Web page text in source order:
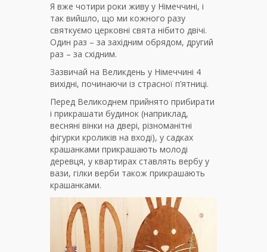
Я вже чотири роки живу у Німеччині, і
так вийшло, що ми кожного разу
святкуємо церковні свята нібито двічі.
Один раз – за західним обрядом, другий
раз – за східним.
Зазвичай на Великдень у Німеччині 4
вихідні, починаючи із страсної п’ятниці.
Перед Великоднем прийнято прибирати
і прикрашати будинок (наприклад,
весняні вінки на двері, різноманітні
фігурки кроликів на вході), у садках
крашанками прикрашають молоді
деревця, у квартирах ставлять вербу у
вази, гілки верби також прикрашають
крашанками.